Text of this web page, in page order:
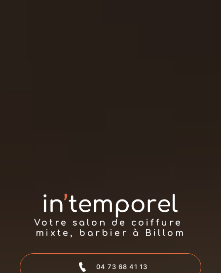
Votre salon de coiffure
mixte, barbier à Billom
04 73 68 41 13